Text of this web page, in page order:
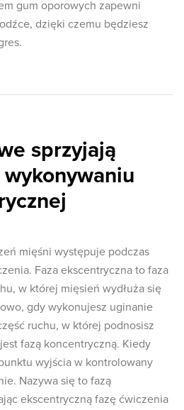
gum oporowych zapewni
dzięki czemu będziesz
sprzyjają
mięśni występuje podczas
Faza ekscentryczna to faza
w której mięsień wydłuża się
gdy wykonujesz uginanie
ruchu, w której podnosisz
fazą koncentryczną. Kiedy
wyjścia w kontrolowany
Nazywa się to fazą
ekscentryczną fazę ćwiczenia